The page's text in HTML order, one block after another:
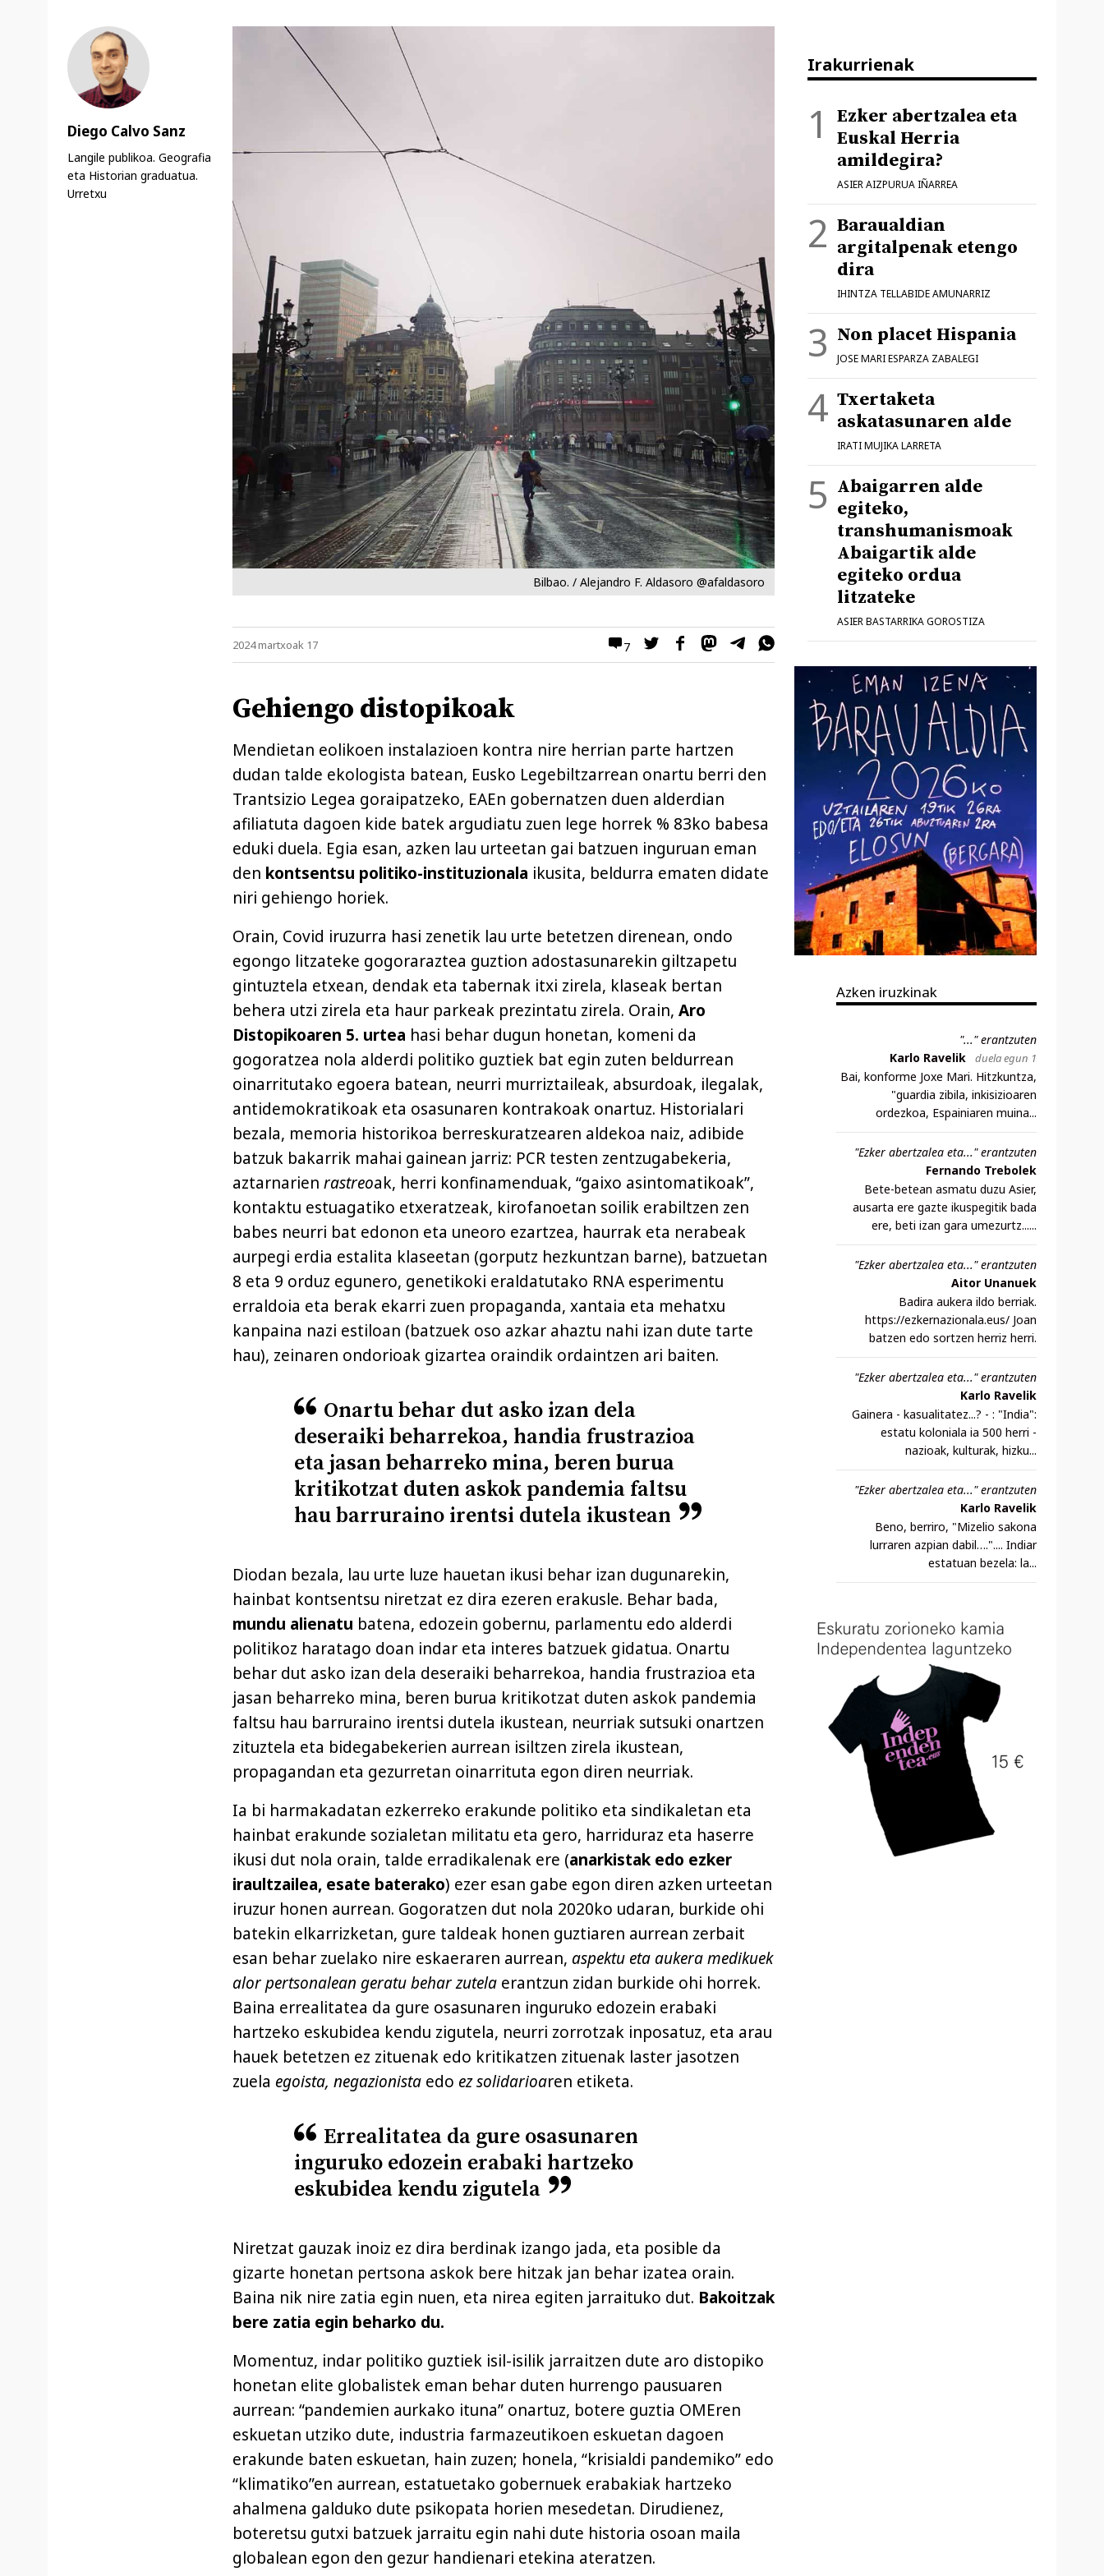
Bilbao. / Alejandro F. Aldasoro @afaldasoro
7
2024 martxoak 17
Gehiengo distopikoak
Mendietan eolikoen instalazioen kontra nire herrian parte hartzen
dudan talde ekologista batean, Eusko Legebiltzarrean onartu berri den
Trantsizio Legea goraipatzeko, EAEn gobernatzen duen alderdian
afiliatuta dagoen kide batek argudiatu zuen lege horrek % 83ko babesa
eduki duela. Egia esan, azken lau urteetan gai batzuen inguruan eman
den kontsentsu politiko-instituzionala ikusita, beldurra ematen didate
niri gehiengo horiek.
Orain, Covid iruzurra hasi zenetik lau urte betetzen direnean, ondo
egongo litzateke gogoraraztea guztion adostasunarekin giltzapetu
gintuztela etxean, dendak eta tabernak itxi zirela, klaseak bertan
behera utzi zirela eta haur parkeak prezintatu zirela. Orain, Aro
Distopikoaren 5. urtea hasi behar dugun honetan, komeni da
gogoratzea nola alderdi politiko guztiek bat egin zuten beldurrean
oinarritutako egoera batean, neurri murriztaileak, absurdoak, ilegalak,
antidemokratikoak eta osasunaren kontrakoak onartuz. Historialari
bezala, memoria historikoa berreskuratzearen aldekoa naiz, adibide
batzuk bakarrik mahai gainean jarriz: PCR testen zentzugabekeria,
aztarnarien rastreoak, herri konfinamenduak, “gaixo asintomatikoak”,
kontaktu estuagatiko etxeratzeak, kirofanoetan soilik erabiltzen zen
babes neurri bat edonon eta uneoro ezartzea, haurrak eta nerabeak
aurpegi erdia estalita klaseetan (gorputz hezkuntzan barne), batzuetan
8 eta 9 orduz egunero, genetikoki eraldatutako RNA esperimentu
erraldoia eta berak ekarri zuen propaganda, xantaia eta mehatxu
kanpaina nazi estiloan (batzuek oso azkar ahaztu nahi izan dute tarte
hau), zeinaren ondorioak gizartea oraindik ordaintzen ari baiten.
Onartu behar dut asko izan dela
deseraiki beharrekoa, handia frustrazioa
eta jasan beharreko mina, beren burua
kritikotzat duten askok pandemia faltsu
hau barruraino irentsi dutela ikustean
Diodan bezala, lau urte luze hauetan ikusi behar izan dugunarekin,
hainbat kontsentsu niretzat ez dira ezeren erakusle. Behar bada,
mundu alienatu batena, edozein gobernu, parlamentu edo alderdi
politikoz haratago doan indar eta interes batzuek gidatua. Onartu
behar dut asko izan dela deseraiki beharrekoa, handia frustrazioa eta
jasan beharreko mina, beren burua kritikotzat duten askok pandemia
faltsu hau barruraino irentsi dutela ikustean, neurriak sutsuki onartzen
zituztela eta bidegabekerien aurrean isiltzen zirela ikustean,
propagandan eta gezurretan oinarrituta egon diren neurriak.
Ia bi harmakadatan ezkerreko erakunde politiko eta sindikaletan eta
hainbat erakunde sozialetan militatu eta gero, harriduraz eta haserre
ikusi dut nola orain, talde erradikalenak ere (anarkistak edo ezker
iraultzailea, esate baterako) ezer esan gabe egon diren azken urteetan
iruzur honen aurrean. Gogoratzen dut nola 2020ko udaran, burkide ohi
batekin elkarrizketan, gure taldeak honen guztiaren aurrean zerbait
esan behar zuelako nire eskaeraren aurrean, aspektu eta aukera medikuek
alor pertsonalean geratu behar zutela erantzun zidan burkide ohi horrek.
Baina errealitatea da gure osasunaren inguruko edozein erabaki
hartzeko eskubidea kendu zigutela, neurri zorrotzak inposatuz, eta arau
hauek betetzen ez zituenak edo kritikatzen zituenak laster jasotzen
zuela egoista, negazionista edo ez solidarioaren etiketa.
Errealitatea da gure osasunaren
inguruko edozein erabaki hartzeko
eskubidea kendu zigutela
Niretzat gauzak inoiz ez dira berdinak izango jada, eta posible da
gizarte honetan pertsona askok bere hitzak jan behar izatea orain.
Baina nik nire zatia egin nuen, eta nirea egiten jarraituko dut. Bakoitzak
bere zatia egin beharko du.
Momentuz, indar politiko guztiek isil-isilik jarraitzen dute aro distopiko
honetan elite globalistek eman behar duten hurrengo pausuaren
aurrean: “pandemien aurkako ituna” onartuz, botere guztia OMEren
eskuetan utziko dute, industria farmazeutikoen eskuetan dagoen
erakunde baten eskuetan, hain zuzen; honela, “krisialdi pandemiko” edo
“klimatiko”en aurrean, estatuetako gobernuek erabakiak hartzeko
ahalmena galduko dute psikopata horien mesedetan. Dirudienez,
boteretsu gutxi batzuek jarraitu egin nahi dute historia osoan maila
globalean egon den gezur handienari etekina ateratzen.
Diego Calvo Sanz
Langile publikoa. Geografia
eta Historian graduatua.
Urretxu
Irakurrienak
Ezker abertzalea eta
Euskal Herria
amildegira?
ASIER AIZPURUA IÑARREA
Baraualdian
argitalpenak etengo
dira
IHINTZA TELLABIDE AMUNARRIZ
Non placet Hispania
JOSE MARI ESPARZA ZABALEGI
Txertaketa
askatasunaren alde
IRATI MUJIKA LARRETA
Abaigarren alde
egiteko,
transhumanismoak
Abaigartik alde
egiteko ordua
litzateke
ASIER BASTARRIKA GOROSTIZA
Azken iruzkinak
"..." erantzuten
Karlo Ravelik
duela egun 1
Bai, konforme Joxe Mari. Hitzkuntza,
"guardia zibila, inkisizioaren
ordezkoa, Espainiaren muina...
"Ezker abertzalea eta..." erantzuten
Fernando Trebolek
Bete-betean asmatu duzu Asier,
ausarta ere gazte ikuspegitik bada
ere, beti izan gara umezurtz......
"Ezker abertzalea eta..." erantzuten
Aitor Unanuek
Badira aukera ildo berriak.
https://ezkernazionala.eus/ Joan
batzen edo sortzen herriz herri.
"Ezker abertzalea eta..." erantzuten
Karlo Ravelik
Gainera - kasualitatez...? - : "India":
estatu koloniala ia 500 herri -
nazioak, kulturak, hizku...
"Ezker abertzalea eta..." erantzuten
Karlo Ravelik
Beno, berriro, "Mizelio sakona
lurraren azpian dabil….".... Indiar
estatuan bezela: la...